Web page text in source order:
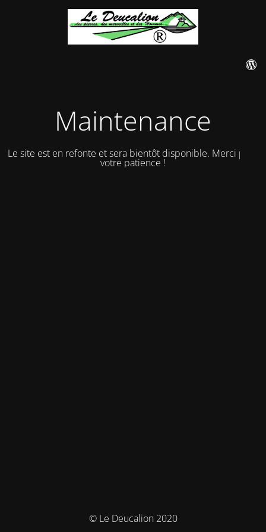
Maintenance
Le site est en refonte et sera bientôt disponible. Merci pour
votre patience !
© Le Deucalion 2020